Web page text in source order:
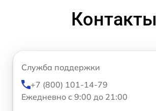
Контакты
Служба поддержки
+7 (800) 101-14-79
Ежедневно с 9:00 до 21:00